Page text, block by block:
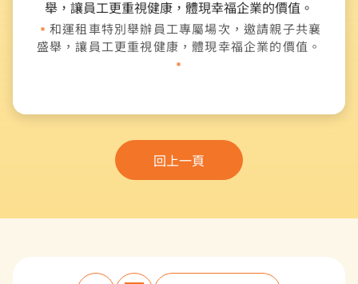
和運租車特別舉辦員工專屬場次，邀請親子共襄
盛舉，讓員工更重視健康，體現幸福企業的價值。
回上一頁